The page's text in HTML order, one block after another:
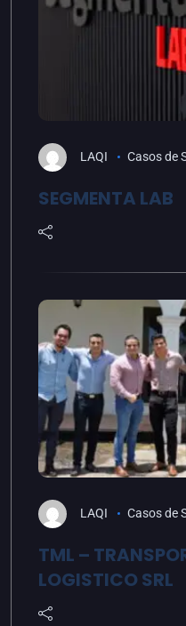
LAQI Casos de
SEGMENTA LAB
LAQI Casos de
TML –
LOGISTICO SRL